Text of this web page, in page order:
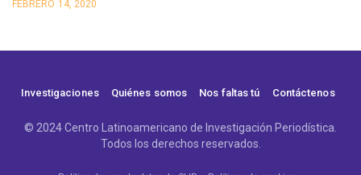
FEBRERO 14, 2020
Investigaciones Quiénes somos Nos faltas tú Contáctenos
© 2024 Centro Latinoamericano de Investigación Periodística.
Todos los derechos reservados.